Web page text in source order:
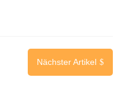
Nächster Artikel $